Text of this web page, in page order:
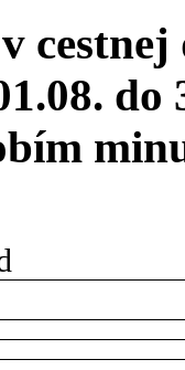
cestnej
do